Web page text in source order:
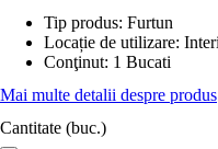
Tip produs: Furtun
Locație de utilizare:
Conţinut: 1 Bucati
Mai multe detalii despre produs
Cantitate (buc.)